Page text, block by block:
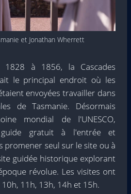
et Jonathan Wherrett
1828 à 1856, la Cascades
le principal endroit où les
envoyées travailler dans
de Tasmanie. Désormais
mondial de l'UNESCO,
gratuit à l'entrée et
promener seul sur le site ou à
guidée historique explorant
révolue. Les visites ont
11h, 13h, 14h et 15h.